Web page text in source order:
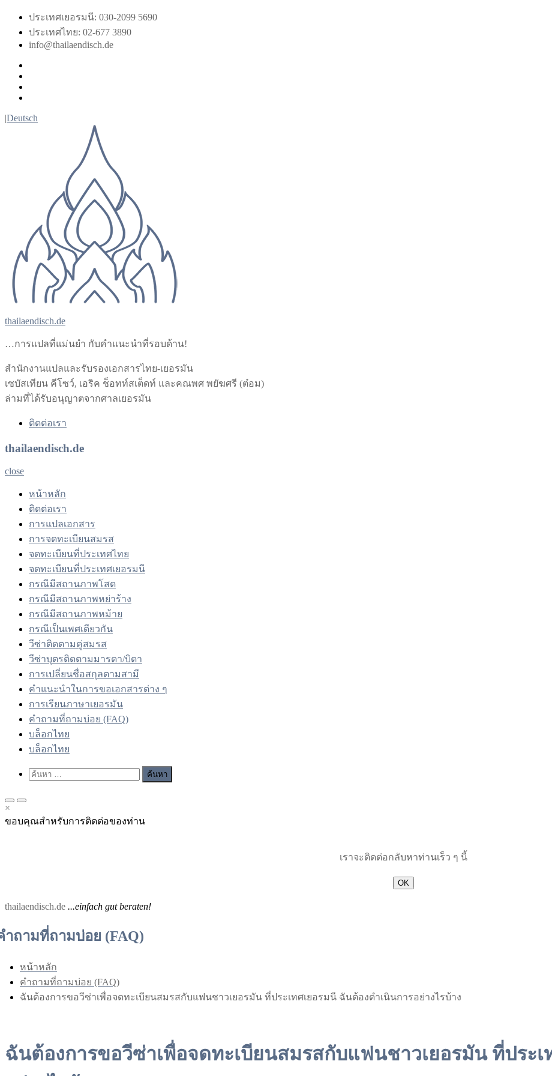
Skip
content
ประเทศเยอรมนี: 030-2099 5690
ประเทศไทย: 02-677 3890
info@thailaendisch.de
|Deutsch
thailaendisch.de
…การแปลที่แม่นยำ กับคำแนะนำที่รอบด้าน!
สำนักงานแปลและรับรองเอกสารไทย-เยอรมัน
เซบัสเทียน คีโซว์, เอริค ช็อทท์สเต็ดท์ และคณพศ พยัฆศรี (ต๋อม)
ล่ามที่ได้รับอนุญาตจากศาลเยอรมัน
ติดต่อเรา
thailaendisch.de
close
หน้าหลัก
ติดต่อเรา
การแปลเอกสาร
การจดทะเบียนสมรส
จดทะเบียนที่ประเทศไทย
จดทะเบียนที่ประเทศเยอรมนี
กรณีมีสถานภาพโสด
กรณีมีสถานภาพหย่าร้าง
กรณีมีสถานภาพหม้าย
กรณีเป็นเพศเดียวกัน
วีซ่าติดตามคู่สมรส
วีซ่าบุตรติดตามมารดา/บิดา
การเปลี่ยนชื่อสกุลตามสามี
คำแนะนำในการขอเอกสารต่าง ๆ
การเรียนภาษาเยอรมัน
คำถามที่ถามบ่อย (FAQ)
บล็อกไทย
บล็อกไทย
Show
Search
ค้นหา
Primary
for
Primary
for
×
ขอบคุณสำหรับการติดต่อของท่าน
เราจะติดต่อกลับหาท่านเร็ว ๆ นี้
OK
thailaendisch.de ...einfach gut beraten!
ำถามที่ถามบ่อย (FAQ)
หน้าหลัก
คำถามที่ถามบ่อย (FAQ)
ฉันต้องการขอวีซ่าเพื่อจดทะเบียนสมรสกับแฟนชาวเยอรมัน ที่ประเทศเยอรมนี ฉันต้องดำเนินการอย่างไรบ้าง
ฉันต้องการขอวีซ่าเพื่อจดทะเบียนสมรสกับแฟนชาวเยอรมัน ที่ประ